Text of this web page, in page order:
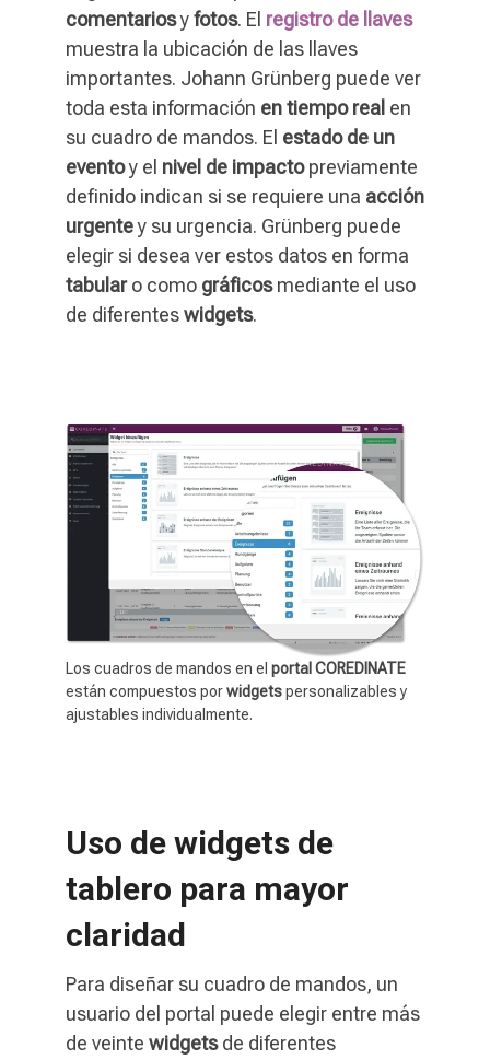
comentariosyfotos. El registro de llaves
muestra la ubicación de las llaves
importantes. Johann Grünberg puede ver
toda esta información en tiempo real en
su cuadro de mandos. El estado de un
eventoy el nivel de impactopreviamente
definido indican si se requiere una acción
urgentey su urgencia. Grünberg puede
elegir si desea ver estos datos en forma
tabularo como gráficosmediante el uso
de diferenteswidgets.
Los cuadros de mandos en el portal COREDINATE
están compuestos porwidgetspersonalizables y
ajustables individualmente.
Uso de widgets de
tablero para mayor
claridad
Para diseñar su cuadro de mandos, un
usuario del portal puede elegir entre más
de veinte widgetsde diferentes